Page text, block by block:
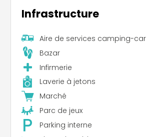
Infrastructure
Aire de services camping-car
Bazar
Infirmerie
Laverie à jetons
Marché
Parc de jeux
Parking interne